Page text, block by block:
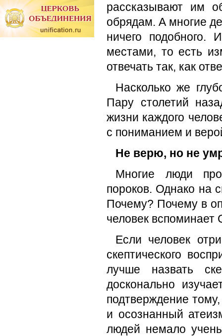
рассказывают им
обрядам. А многие
ничего подобного.
местами, то есть
отвечать так, как
Насколько же
Пару столетий
жизни каждого
с пониманием и
Не верю, но не
Многие люди
пороков. Однако на
Почему? Почему в
человек вспоминает
Если человек
скептического
лучше назвать
досконально
подтверждение
и осознанный
людей немало